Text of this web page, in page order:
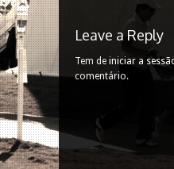
Leave a Reply
Tem de iniciar a
comentário.